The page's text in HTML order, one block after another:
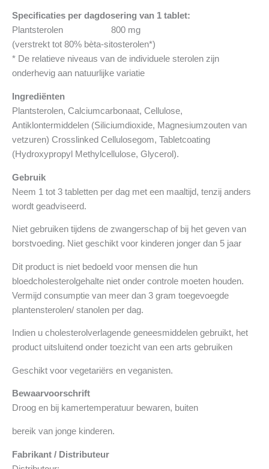
Specificaties per dagdosering van 1 tablet:
Plantsterolen 800 mg
(verstrekt tot 80% bèta-sitosterolen*)
* De relatieve niveaus van de individuele sterolen zijn
onderhevig aan natuurlijke variatie
Ingrediënten
Plantsterolen, Calciumcarbonaat, Cellulose,
Antiklontermiddelen (Siliciumdioxide, Magnesiumzouten van
vetzuren) Crosslinked Cellulosegom, Tabletcoating
(Hydroxypropyl Methylcellulose, Glycerol).
Gebruik
Neem 1 tot 3 tabletten per dag met een maaltijd, tenzij anders
wordt geadviseerd.
Niet gebruiken tijdens de zwangerschap of bij het geven van
borstvoeding. Niet geschikt voor kinderen jonger dan 5 jaar
Dit product is niet bedoeld voor mensen die hun
bloedcholesterolgehalte niet onder controle moeten houden.
Vermijd consumptie van meer dan 3 gram toegevoegde
plantensterolen/ stanolen per dag.
Indien u cholesterolverlagende geneesmiddelen gebruikt, het
product uitsluitend onder toezicht van een arts gebruiken
Geschikt voor vegetariërs en veganisten.
Bewaarvoorschrift
Droog en bij kamertemperatuur bewaren, buiten
bereik van jonge kinderen.
Fabrikant / Distributeur